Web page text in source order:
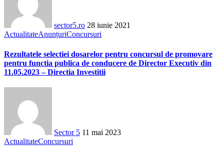
sector5.ro 28 iunie 2021
ActualitateAnunțuriConcursuri
Rezultatele selectiei dosarelor pentru concursul de promovare
pentru functia publica de conducere de Director Executiv din
11.05.2023 – Directia Investitii
Sector 5 11 mai 2023
ActualitateConcursuri